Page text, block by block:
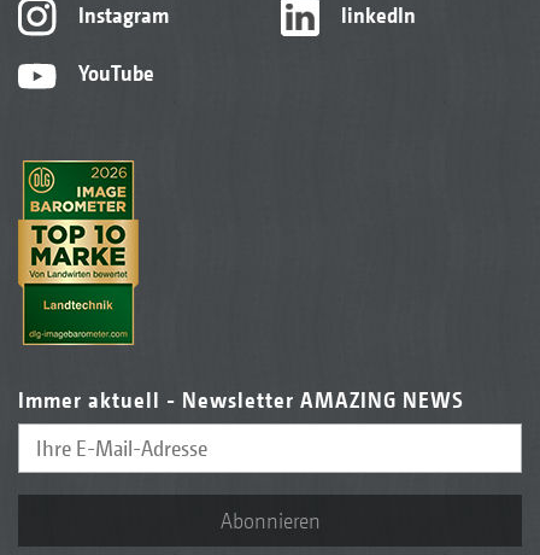
Instagram
YouTube
linkedIn
Immer aktuell - Newsletter AMAZING NEWS
Abonnieren